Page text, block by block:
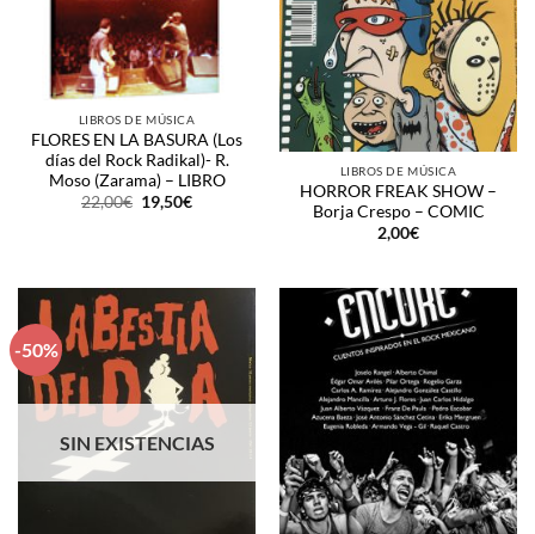
LIBROS DE MÚSICA
FLORES EN LA BASURA (Los
días del Rock Radikal)- R.
Moso (Zarama) – LIBRO
22,00€ El
precio
19,50€El
LIBROS DE MÚSICA
HORROR FREAK SHOW –
Borja Crespo – COMIC
2,00€
-50%
SIN EXISTENCIAS